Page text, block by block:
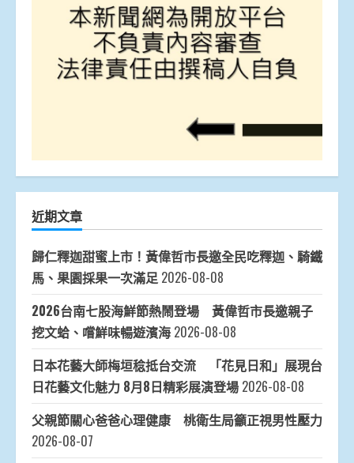
近期文章
歸仁釋迦甜蜜上市！黃偉哲市長邀全民吃釋迦、騎鐵
馬、果園採果一次滿足 2026-08-08
2026台南七股海鮮節熱鬧登場 黃偉哲市長邀親子
挖文蛤、嚐鮮味暢遊濱海 2026-08-08
日本花藝大師梅垣稔抵台交流 「花見日和」展現台
日花藝文化魅力 8月8日精彩展演登場 2026-08-08
父親節關心爸爸心理健康 桃衛生局籲正視男性壓力
2026-08-07